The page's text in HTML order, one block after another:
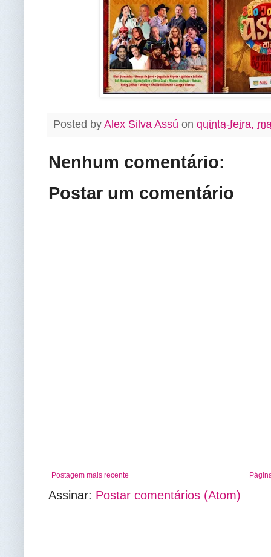
Posted by Alex Silva Assú on quinta-feira,
Nenhum comentário:
Postar um comentário
Postagem mais recente
Assinar: Postar comentários (Atom)